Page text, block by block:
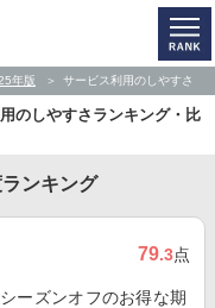
年版 サービス利用のしやすさ
のしやすさランキング・比
ンキング
79.3点
ーズンオフのお得な期